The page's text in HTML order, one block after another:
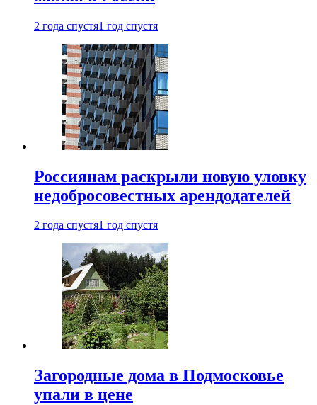
2 года спустя1 год спустя
Россиянам раскрыли новую уловку
недобросовестных арендодателей
2 года спустя1 год спустя
Загородные дома в Подмосковье
упали в цене